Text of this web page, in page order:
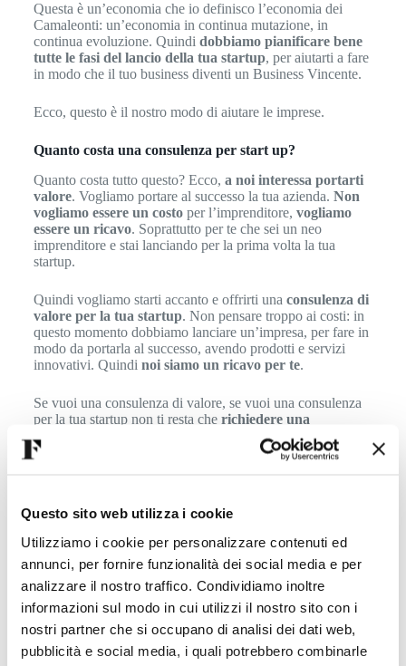
Questo sito web utilizza i cookie
Utilizziamo i cookie per personalizzare contenuti ed
annunci, per fornire funzionalità dei social media e per
analizzare il nostro traffico. Condividiamo inoltre
informazioni sul modo in cui utilizzi il nostro sito con i
nostri partner che si occupano di analisi dei dati web,
pubblicità e social media, i quali potrebbero combinarle
Questa è un’economia che io definisco l’economia dei
Camaleonti: un’economia in continua mutazione, in
continua evoluzione. Quindi dobbiamo pianificare bene
tutte le fasi del lancio della tua startup, per aiutarti a fare
in modo che il tuo business diventi un Business Vincente.
Ecco, questo è il nostro modo di aiutare le imprese.
Quanto costa una consulenza per start up?
Quanto costa tutto questo? Ecco, a noi interessa portarti
valore. Vogliamo portare al successo la tua azienda. Non
vogliamo essere un costoper l’imprenditore, vogliamo
essere un ricavo. Soprattutto per te che sei un neo
imprenditore e stai lanciando per la prima volta la tua
startup.
Quindi vogliamo starti accanto e offrirti una consulenza di
valore per la tua startup. Non pensare troppo ai costi: in
questo momento dobbiamo lanciare un’impresa, per fare in
modo da portarla al successo, avendo prodotti e servizi
innovativi. Quindi noi siamo un ricavo per te.
Se vuoi una consulenza di valore, se vuoi una consulenza
per la tua startup non ti resta che richiedere una
consulenza con un nostro Business Coach
: una
consulenza
gratuita ma di grande valore.
Business Partner al successo della tua azienda.
Clicca qui e noi ti aiuteremo a costruire la tua Impresa
Vincente
https://www.imprefocus.com/optin-start-up
Buona Impresa Vincente,